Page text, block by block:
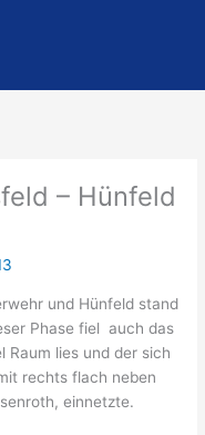
– Hünfeld
und Hünfeld stand
Phase fiel auch das
Raum lies und der sich
rechts flach neben
einnetzte.